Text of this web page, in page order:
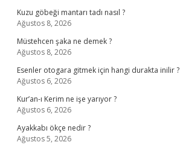
Kuzu göbeği mantarı tadı nasıl ?
Ağustos 8, 2026
Müstehcen şaka ne demek ?
Ağustos 8, 2026
Esenler otogara gitmek için hangi durakta inilir ?
Ağustos 6, 2026
Kur’an-ı Kerim ne işe yarıyor ?
Ağustos 6, 2026
Ayakkabı ökçe nedir ?
Ağustos 5, 2026